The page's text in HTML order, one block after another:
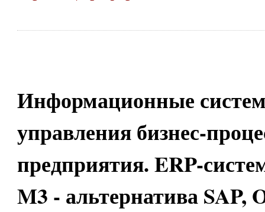
Информационные
управления бизнес-
предприятия. ERP-
M3 - альтернатива SAP,